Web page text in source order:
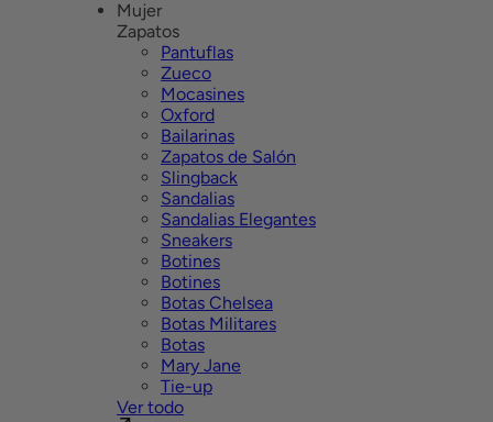
Mujer
Zapatos
Pantuflas
Zueco
Mocasines
Oxford
Bailarinas
Zapatos de Salón
Slingback
Sandalias
Sandalias Elegantes
Sneakers
Botines
Botines
Botas Chelsea
Botas Militares
Botas
Mary Jane
Tie-up
Ver todo